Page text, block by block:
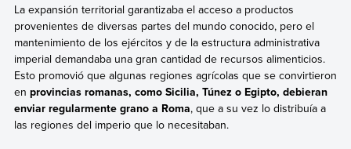
La expansión territorial garantizaba el acceso a productos
provenientes de diversas partes del mundo conocido, pero el
mantenimiento de los ejércitos y de la estructura administrativa
imperial demandaba una gran cantidad de recursos alimenticios.
Esto promovió que algunas regiones agrícolas que se convirtieron
en provincias romanas, como Sicilia, Túnez o Egipto, debieran
enviar regularmente grano a Roma, que a su vez lo distribuía a
las regiones del imperio que lo necesitaban.